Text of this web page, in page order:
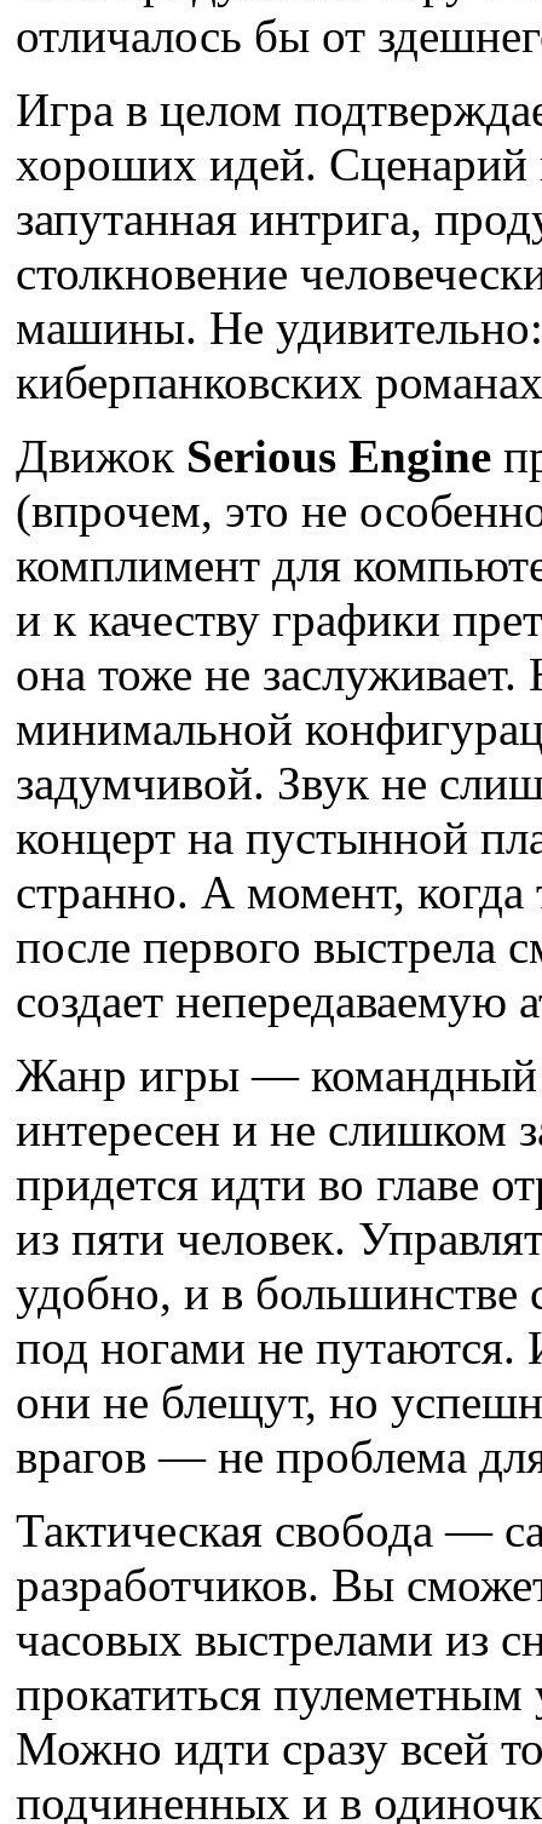
отличалось бы от
Игра в целом
хороших идей. Сценарий
запутанная интрига,
столкновение
машины. Не
киберпанковских
Движок Serious Engine
(впрочем, это не
комплимент для
и к качеству графики
она тоже не
минимальной
задумчивой. Звук не
концерт на пустынной
странно. А момент,
после первого выстрела
создает непередаваемую
Жанр игры — командный
интересен и не слишком
придется идти во главе
из пяти человек.
удобно, и в
под ногами не
они не блещут, но
врагов — не проблема
Тактическая свобода —
разработчиков. Вы
часовых выстрелами из
прокатиться
Можно идти сразу всей
подчиненных и в